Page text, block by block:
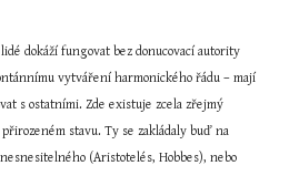
dokáží fungovat bez donucovací autority
vytváření harmonického řádu – mají
s ostatními. Zde existuje zcela zřejmý
stavu. Ty se zakládaly buď na
(Aristotelés, Hobbes), nebo